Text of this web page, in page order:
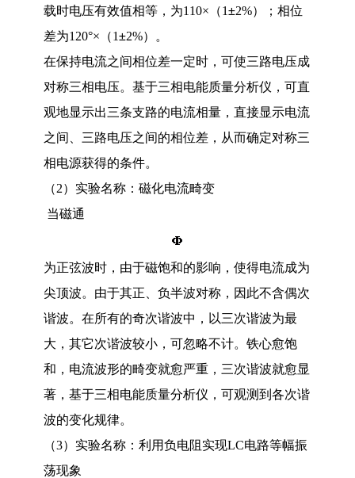
载时电压有效值相等，为110× （1±2%）；相位
差为120°× （1±2%）。
在保持电流之间相位差一定时，可使三路电压成
对称三相电压。基于三相电能质量分析仪，可直
观地显示出三条支路的电流相量，直接显示电流
之间、三路电压之间的相位差，从而确定对称三
相电源获得的条件。
（2）实验名称：磁化电流畸变
当磁通
为正弦波时，由于磁饱和的影响，使得电流成为
尖顶波。由于其正、负半波对称，因此不含偶次
谐波。在所有的奇次谐波中，以三次谐波为最
大，其它次谐波较小，可忽略不计。铁心愈饱
和，电流波形的畸变就愈严重，三次谐波就愈显
著，基于三相电能质量分析仪，可观测到各次谐
波的变化规律。
（3）实验名称：利用负电阻实现LC电路等幅振
荡现象